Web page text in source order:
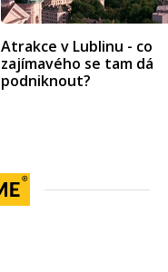
Atrakce v Lublinu - co
zajímavého se tam dá
podniknout?